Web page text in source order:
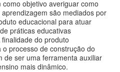
objetivo averiguar como
são mediados por
educacional para atuar
práticas educativas
do produto
processo de construção do
de ser uma ferramenta auxiliar
mais dinâmico.